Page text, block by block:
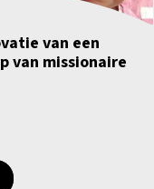
van een
van missionaire